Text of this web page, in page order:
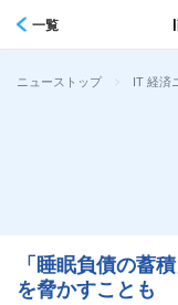
一覧
ニューストップ > IT 経済
「睡眠負債の蓄
を脅かすことも